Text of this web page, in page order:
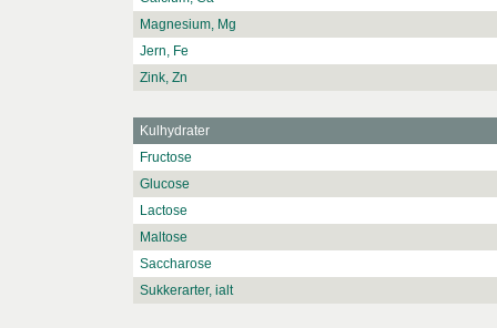
Magnesium, Mg
Jern, Fe
Zink, Zn
Kulhydrater
Fructose
Glucose
Lactose
Maltose
Saccharose
Sukkerarter, ialt